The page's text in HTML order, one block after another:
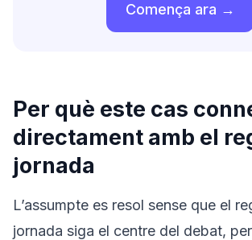
Comença ara →
Per què este cas
directament amb el
jornada
L’assumpte es resol sense que el
jornada siga el centre del debat,